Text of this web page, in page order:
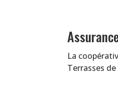
La
Terrasses